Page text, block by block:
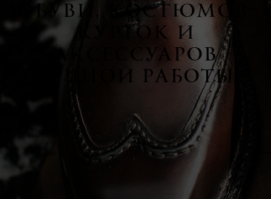
ОБУВИ, КОСТЮМОВ,
КУРТОК И
АКСЕССУАРОВ
РУЧНОЙ РАБОТЫ